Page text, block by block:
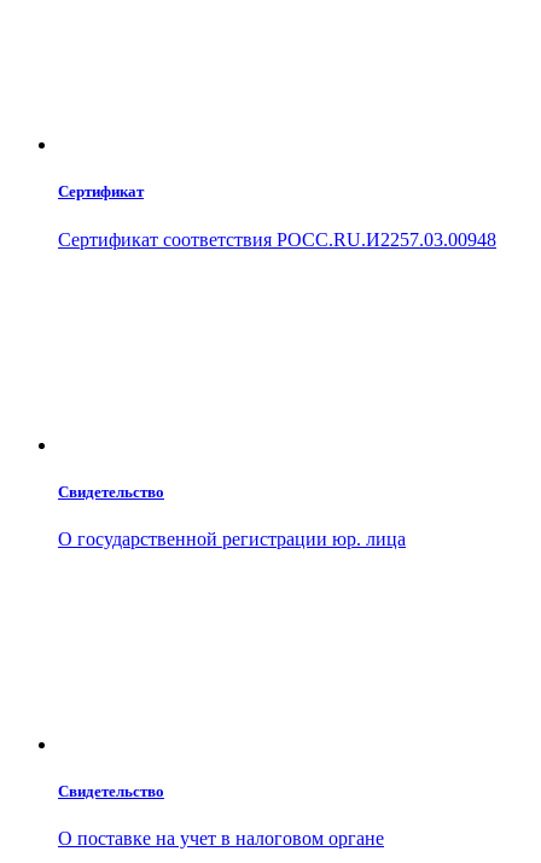
Сертификат
Сертификат соответствия РОСС.RU.И2257.03.00948
Свидетельство
О государственной регистрации юр. лица
Свидетельство
О поставке на учет в налоговом органе